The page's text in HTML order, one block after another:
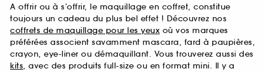
A offrir ou à s’offrir, le maquillage en coffret, constitue
toujours un cadeau du plus bel effet ! Découvrez nos
coffrets de maquillage pour les yeux où vos marques
préférées associent savamment mascara, fard à paupières,
crayon, eye-liner ou démaquillant. Vous trouverez aussi des
kits, avec des produits full-size ou en format mini. Il y a